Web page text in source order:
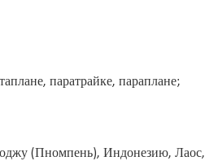
паратрайке, параплане;
(Пномпень), Индонезию, Лаос,